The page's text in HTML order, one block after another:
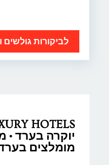
לביקורות גולשים
יוקרה בערד •
מומלצים